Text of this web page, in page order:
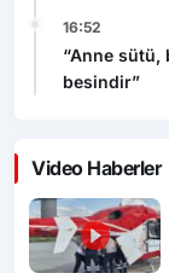
16:52
“Anne sütü,
besindir”
Video Haberler